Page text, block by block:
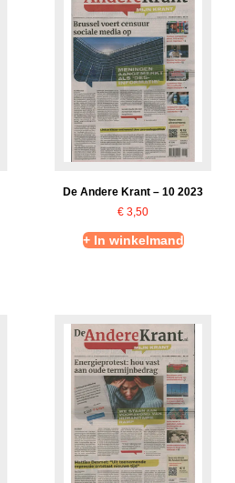
De Andere Krant – 10 2023
€ 3,50
+ In winkelmand